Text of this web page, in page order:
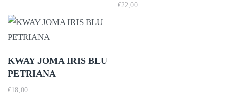
€22,00
KWAY JOMA IRIS BLU
PETRIANA
€18,00